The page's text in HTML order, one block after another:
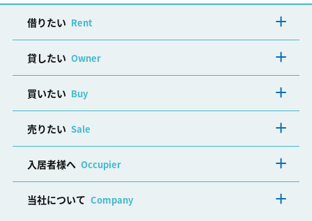
借りたい Rent
貸したい Owner
買いたい Buy
売りたい Sale
入居者様へ Occupier
当社について Company